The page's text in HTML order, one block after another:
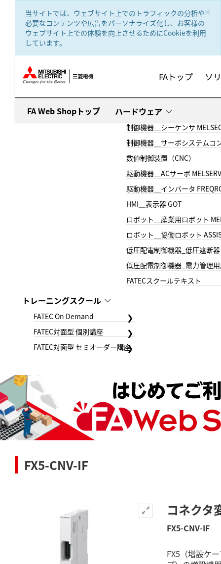
×
当サイトでは、ウェブサイト上でのトラフィックの分析や
必要なコンテンツや広告をパーソナライズ化し、お客様の
ウェブサイト上での体験を向上させるためにCookieを利用
しています。
FAトップ ソ
FA Web Shopトップ ハードウェア
制御機器＿シーケンサ
制御機器＿サーボシステムコ
数値制御装置（CNC）
駆動機器＿ACサーボ
駆動機器＿インバータ
HMI＿表示器 GOT
ロボット＿産業用ロボット
ロボット＿協働ロボット
低圧配電制御機器_低圧遮断器
低圧配電制御機器_電力管理
FATECスクールテキスト
トレーニングスクール
FATEC On Demand
FATEC対面型 個別講座
FATEC対面型 セミオーダー講座
FX5-CNV-IF
コネクタ
FX5-CNV-IF
FX5（増設ケ